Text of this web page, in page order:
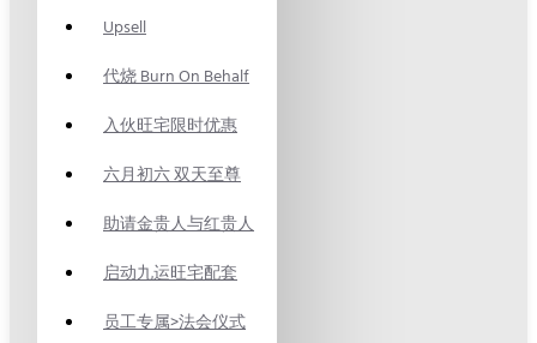
Upsell
代烧 Burn On Behalf
入伙旺宅限时优惠
六月初六 双天至尊
助请金贵人与红贵人
启动九运旺宅配套
员工专属>法会仪式